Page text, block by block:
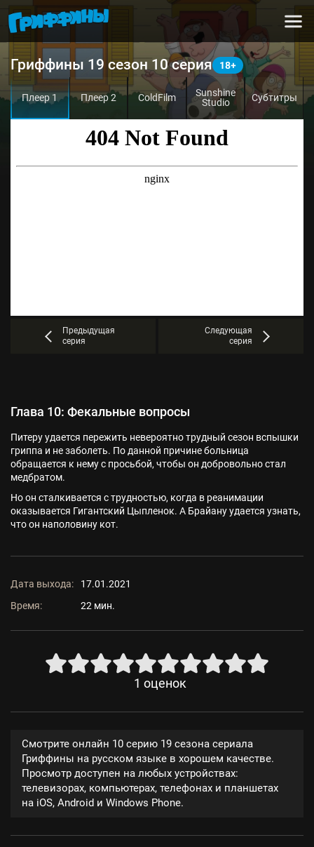
Гриффины 19 сезон 10 серия
Плеер 1 Плеер 2 ColdFilm
Sunshine
Studio
Субтитры
Предыдущая
серия
Следующая
серия
Глава 10: Фекальные вопросы
Питеру удается пережить невероятно трудный сезон вспышки
гриппа и не заболеть. По данной причине больница
обращается к нему с просьбой, чтобы он добровольно стал
медбратом.
Но он сталкивается с трудностью, когда в реанимации
оказывается Гигантский Цыпленок. А Брайану удается узнать,
что он наполовину кот.
Дата выхода:
17.01.2021
Время:
22 мин.
1 оценок
Смотрите онлайн 10 серию 19 сезона сериала
Гриффины на русском языке в хорошем качестве.
Просмотр доступен на любых устройствах:
телевизорах, компьютерах, телефонах и планшетах
на iOS, Android и Windows Phone.